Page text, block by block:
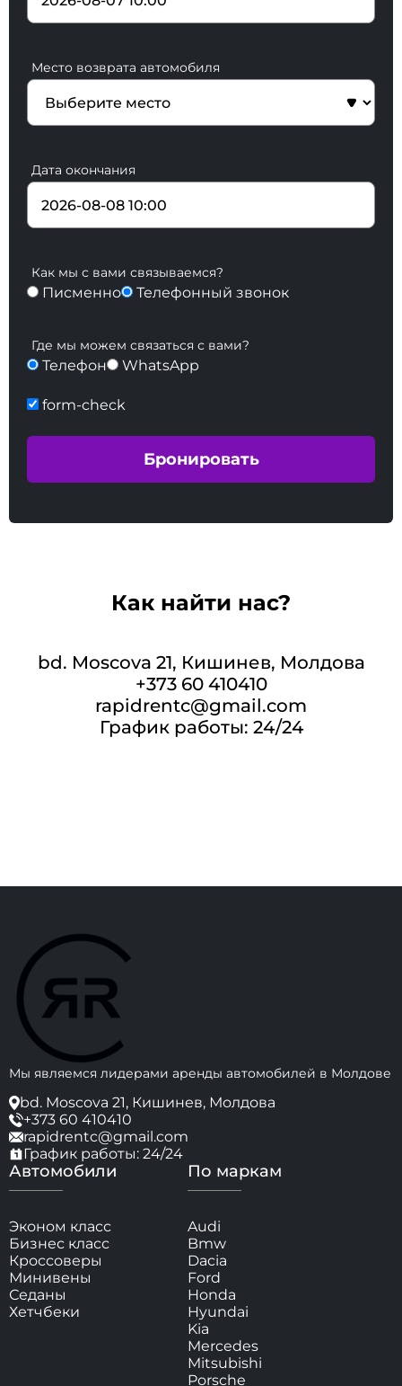
Место возврата автомобиля
Дата окончания
Как мы с вами связываемся?
Писменно Телефонный звонок
Где мы можем связаться с вами?
Телефон WhatsApp
form-check
Как найти нас?
bd. Moscova 21, Кишинев, Молдова
+373 60 410410
rapidrentc@gmail.com
График работы: 24/24
Мы являемся лидерами аренды автомобилей в Молдове
bd. Moscova 21, Кишинев, Молдова
+373 60 410410
rapidrentc@gmail.com
График работы: 24/24
Автомобили
Эконом класс
Бизнес класс
Кроссоверы
Минивены
Седаны
Хетчбеки
По маркам
Audi
Bmw
Dacia
Ford
Honda
Hyundai
Kia
Mercedes
Mitsubishi
Porsche